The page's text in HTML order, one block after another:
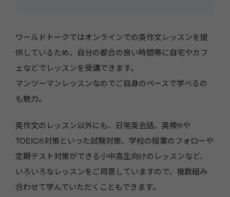
ワールドトークではオンラインでの英作文レッスンを提
供しているため、自分の都合の良い時間帯に自宅やカフ
ェなどでレッスンを受講できます。
マンツーマンレッスンなのでご自身のペースで学べるの
も魅力。
英作文のレッスン以外にも、日常英会話、英検®や
TOEIC®対策といった試験対策、学校の授業のフォローや
定期テスト対策ができる小中高生向けのレッスンなど、
いろいろなレッスンをご用意していますので、複数組み
合わせて学んでいただくこともできます。